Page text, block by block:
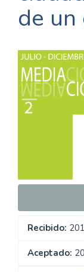
de un
Barra
lateral
del
artículo
Recibido:
Aceptado: